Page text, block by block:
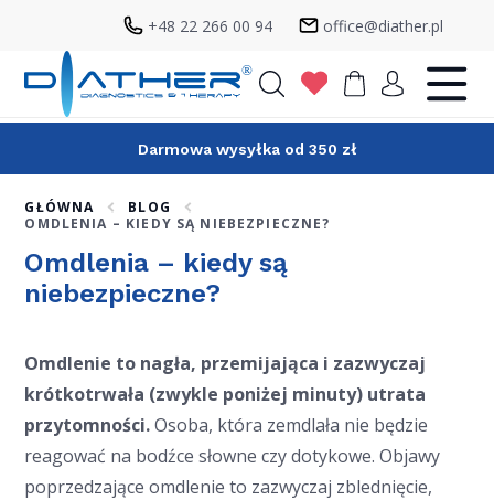
+48 22 266 00 94 office@diather.pl
Darmowa wysyłka od 350 zł
GŁÓWNA
BLOG
OMDLENIA – KIEDY SĄ NIEBEZPIECZNE?
Omdlenia – kiedy są
niebezpieczne?
Omdlenie to nagła, przemijająca i zazwyczaj
krótkotrwała (zwykle poniżej minuty) utrata
przytomności.Osoba, która zemdlała nie będzie
reagować na bodźce słowne czy dotykowe. Objawy
poprzedzające omdlenie to zazwyczaj zblednięcie,